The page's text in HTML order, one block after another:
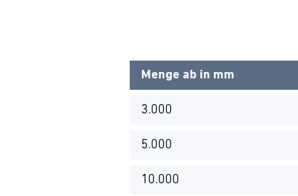
Menge ab in mm
3.000
5.000
10.000